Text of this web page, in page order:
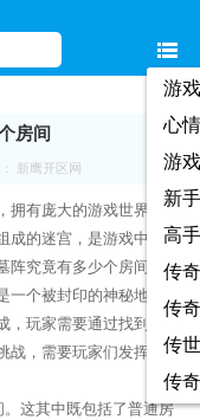
游
心
游
新
高
传
传
传
传
房间
新鹰开区网
拥有庞大的游戏世界和丰
成的迷宫，是游戏中的经
阵究竟有多少个房间吧！
一个被封印的神秘地方。
，玩家需要通过找到正确
战，需要玩家们发挥自己
这其中既包括了普通房